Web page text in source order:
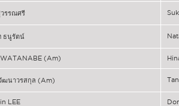
รรณศรี
ธนูรัตน์
WATANABE (Am)
ฒนาวรสกุล (Am)
LEE